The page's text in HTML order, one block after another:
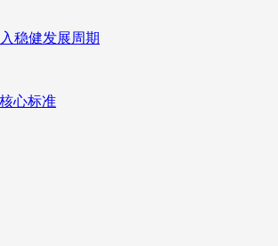
稳健发展周期
心标准